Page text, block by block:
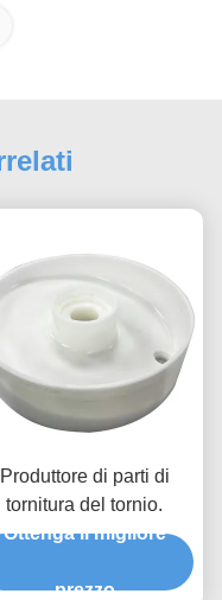
Produttore di parti di
tornitura del tornio.
Ottenga il migliore
prezzo